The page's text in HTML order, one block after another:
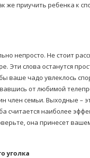
же приучить ребенка к
непросто. Не стоит
Эти слова останутся
ваше чадо увлеклось
от любимой
член семьи. Выходные –
считается наиболее
она принесет
уголка
симптоми
в дітей